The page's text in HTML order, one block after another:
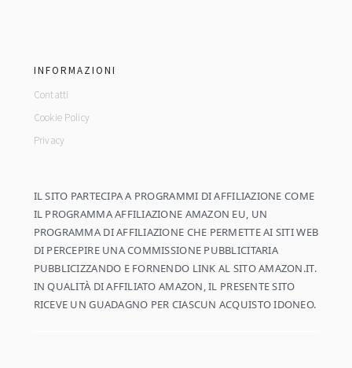
INFORMAZIONI
Contatti
Cookie Policy
Privacy
IL SITO PARTECIPA A PROGRAMMI DI AFFILIAZIONE COME
IL PROGRAMMA AFFILIAZIONE AMAZON EU, UN
PROGRAMMA DI AFFILIAZIONE CHE PERMETTE AI SITI WEB
DI PERCEPIRE UNA COMMISSIONE PUBBLICITARIA
PUBBLICIZZANDO E FORNENDO LINK AL SITO AMAZON.IT.
IN QUALITÀ DI AFFILIATO AMAZON, IL PRESENTE SITO
RICEVE UN GUADAGNO PER CIASCUN ACQUISTO IDONEO.